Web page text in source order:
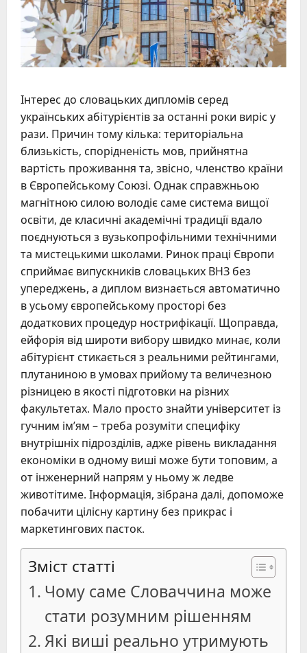
Інтерес до словацьких дипломів серед
українських абітурієнтів за останні роки виріс у
рази. Причин тому кілька: територіальна
близькість, спорідненість мов, прийнятна
вартість проживання та, звісно, членство країни
в Європейському Союзі. Однак справжньою
магнітною силою володіє саме система вищої
освіти, де класичні академічні традиції вдало
поєднуються з вузькопрофільними технічними
та мистецькими школами. Ринок праці Європи
сприймає випускників словацьких ВНЗ без
упереджень, а диплом визнається автоматично
в усьому європейському просторі без
додаткових процедур нострифікації. Щоправда,
ейфорія від широти вибору швидко минає, коли
абітурієнт стикається з реальними рейтингами,
плутаниною в умовах прийому та величезною
різницею в якості підготовки на різних
факультетах. Мало просто знайти університет із
гучним ім’ям – треба розуміти специфіку
внутрішніх підрозділів, адже рівень викладання
економіки в одному виші може бути топовим, а
от інженерний напрям у ньому ж ледве
животітиме. Інформація, зібрана далі, допоможе
побачити цілісну картину без прикрас і
маркетингових пасток.
Зміст статті
Чому саме Словаччина може
стати розумним рішенням
Які виші реально утримують